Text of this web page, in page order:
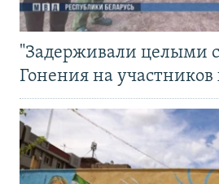
"Задерживали целыми
Гонения на